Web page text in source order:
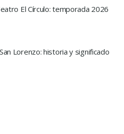
El Círculo: temporada 2026
Lorenzo: historia y significado